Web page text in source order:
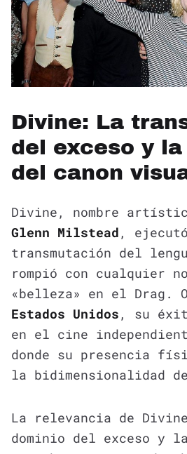
Divine: La
del exceso y
del canon
Divine, nombre
Glenn Milstead ,
transmutación del
rompió con cualquier
«belleza» en el Drag.
Estados Unidos , su
en el cine
donde su presencia
la bidimensionalidad
La relevancia de
dominio del exceso y